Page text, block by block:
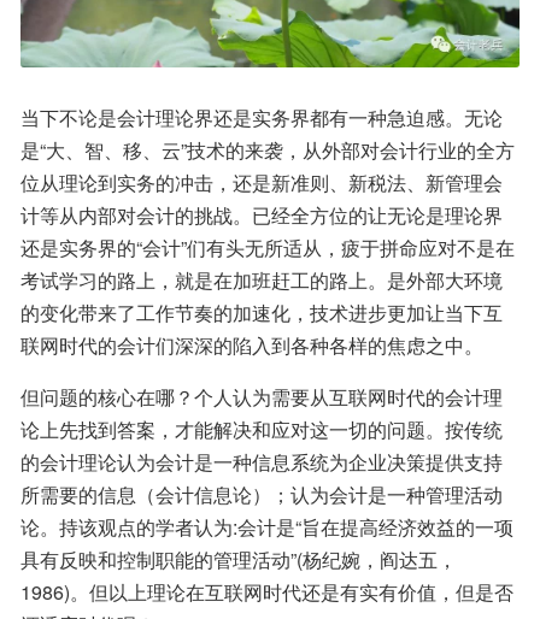
当下不论是会计理论界还是实务界都有一种急迫感。无论
是“大、智、移、云”技术的来袭，从外部对会计行业的全方
位从理论到实务的冲击，还是新准则、新税法、新管理会
计等从内部对会计的挑战。已经全方位的让无论是理论界
还是实务界的“会计”们有头无所适从，疲于拼命应对不是在
考试学习的路上，就是在加班赶工的路上。是外部大环境
的变化带来了工作节奏的加速化，技术进步更加让当下互
联网时代的会计们深深的陷入到各种各样的焦虑之中。
但问题的核心在哪？个人认为需要从互联网时代的会计理
论上先找到答案，才能解决和应对这一切的问题。按传统
的会计理论认为会计是一种信息系统为企业决策提供支持
所需要的信息（会计信息论）；认为会计是一种管理活动
论。持该观点的学者认为:会计是“旨在提高经济效益的一项
具有反映和控制职能的管理活动”(杨纪婉，阎达五，
1986)。但以上理论在互联网时代还是有实有价值，但是否